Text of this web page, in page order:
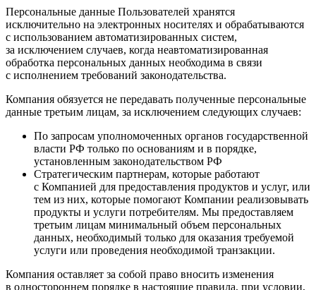
Персональные данные Пользователей хранятся
исключительно на электронных носителях и обрабатываются
с использованием автоматизированных систем,
за исключением случаев, когда неавтоматизированная
обработка персональных данных необходима в связи
с исполнением требований законодательства.
Компания обязуется не передавать полученные персональные
данные третьим лицам, за исключением следующих случаев:
По запросам уполномоченных органов государственной
власти РФ только по основаниям и в порядке,
установленным законодательством РФ
Стратегическим партнерам, которые работают
с Компанией для предоставления продуктов и услуг, или
тем из них, которые помогают Компании реализовывать
продукты и услуги потребителям. Мы предоставляем
третьим лицам минимальный объем персональных
данных, необходимый только для оказания требуемой
услуги или проведения необходимой транзакции.
Компания оставляет за собой право вносить изменения
в одностороннем порядке в настоящие правила, при условии,